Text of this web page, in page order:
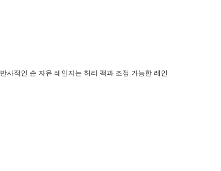
사적인 손 자유 레인지는 허리 팩과 조정 가능한 레인